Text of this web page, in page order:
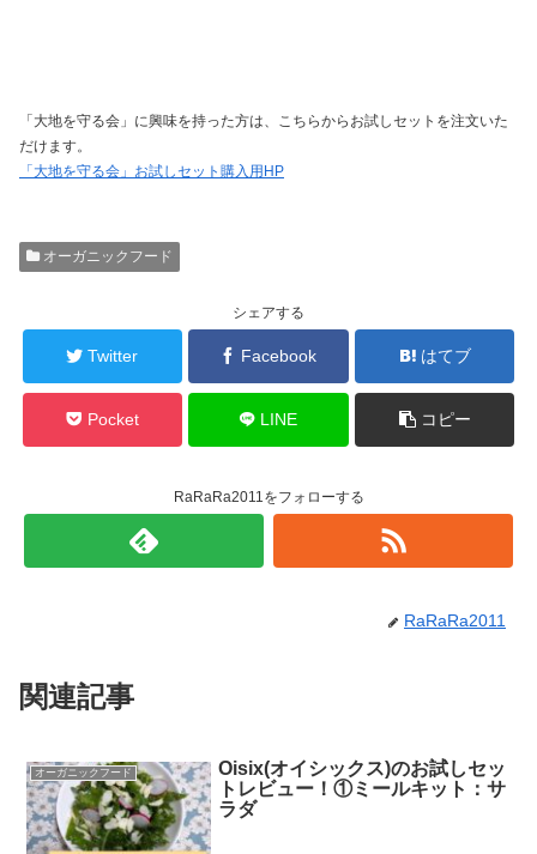
「大地を守る会」に興味を持った方は、こちらからお試しセットを注文いた
だけます。
「大地を守る会」お試しセット購入用HP
オーガニックフード
シェアする
Twitter Facebook はてブ
Pocket LINE コピー
RaRaRa2011をフォローする
RaRaRa2011
関連記事
オーガニックフード
Oisix(オイシックス)のお試しセッ
トレビュー！①ミールキット：サ
ラダ